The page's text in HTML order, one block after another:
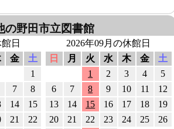
913.6:図書
約束した街
伊兼 源太郎／著
の野田市立図書館
日
金
土
1
7
8
14
15
21
22
2026年09月の休館日
日
月 火 水 木 金
土
1
2 3 4
5
6
7 8 9 10 11
12
13
14 15 16 17 18
19
20
21 22 23 24 25
26